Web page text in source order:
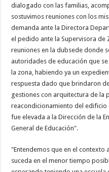
dialogado con las familias,
sostuvimos reuniones con los
demanda ante la Directora
el pedido ante la Supervisora
reuniones en la dubsede donde
autoridades de educación que
la zona, habiendo ya un
respuesta dado que brindaron
gestiones con arquitectura de la
reacondicionamiento del edificio
fue elevada a la Dirección de la
General de Educación".
"Entendemos que en el contexto
suceda en el menor tiempo